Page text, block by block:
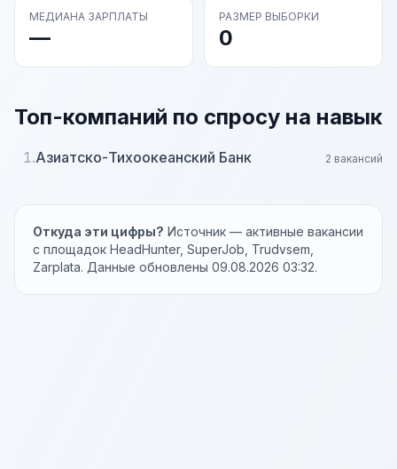
МЕДИАНА ЗАРПЛАТЫ
—
РАЗМЕР ВЫБОРКИ
0
Топ-компаний по спросу на навык
1.Азиатско-Тихоокеанский Банк 2 вакансий
Откуда эти цифры? Источник — активные вакансии
с площадок HeadHunter, SuperJob, Trudvsem,
Zarplata. Данные обновлены 09.08.2026 03:32.